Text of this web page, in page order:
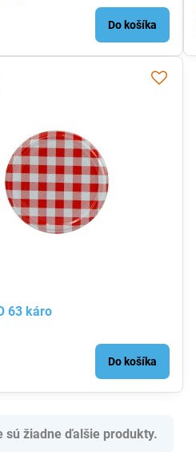
Do košíka
63 káro
Do košíka
sú žiadne ďalšie produkty.